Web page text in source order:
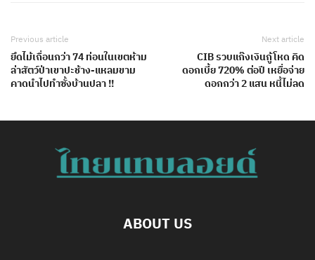
Previous article
ยึดไม้เถื่อนกว่า 74 ท่อนในเขตห้าม
ล่าสัตว์ป่าเขาปะช้าง-แหลมขาม
คาดนำไปทำซั้งบ้านปลา !!
Next article
CIB รวบแก๊งเงินกู้โหด คิด
ดอกเบี้ย 720% ต่อปี เหยื่อจ่าย
ดอกกว่า 2 แสน หนี้ไม่ลด
ABOUT US